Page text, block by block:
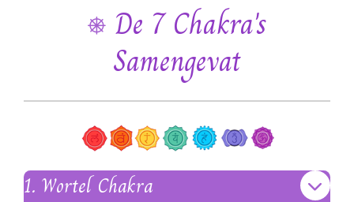
⎈ De 7 Chakra's
Samengevat
1. Wortel Chakra